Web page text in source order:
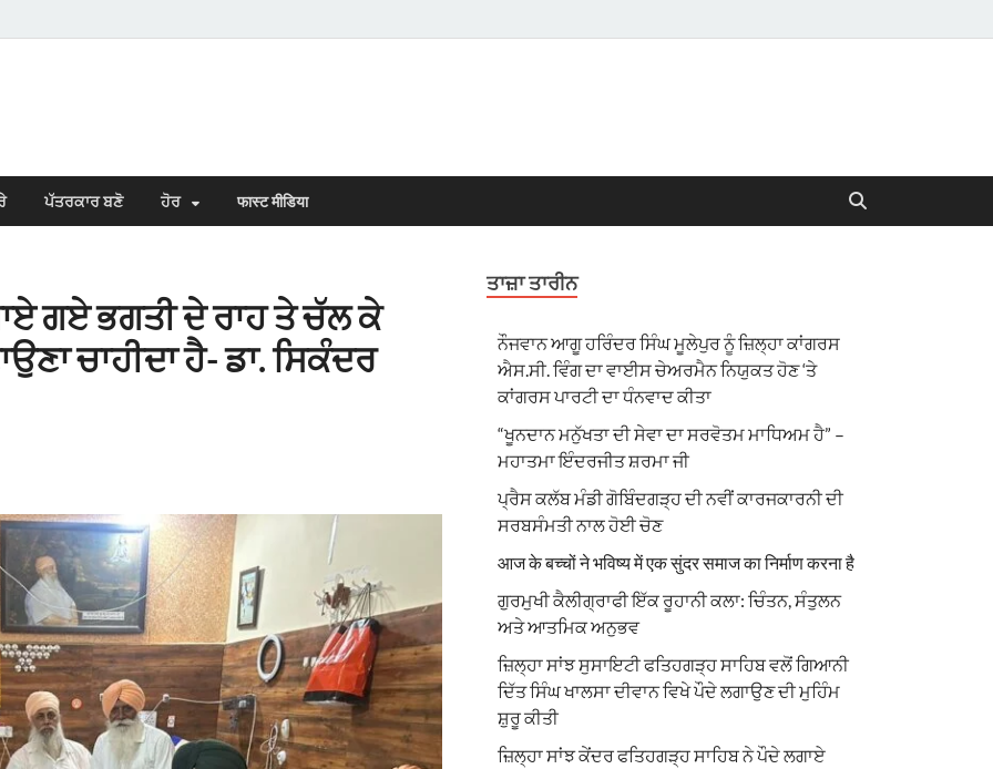
ਪੱਤਰਕਾਰ ਬਣੋ ਹੋਰ फास्ट मीडिया
ਗਏ ਭਗਤੀ ਦੇ ਰਾਹ ਤੇ ਚੱਲ ਕੇ
ਚਾਹੀਦਾ ਹੈ- ਡਾ. ਸਿਕੰਦਰ
ਤਾਜ਼ਾ ਤਾਰੀਨ
ਨੌਜਵਾਨ ਆਗੂ ਹਰਿੰਦਰ ਸਿੰਘ ਮੂਲੇਪੁਰ ਨੂੰ ਜ਼ਿਲ੍ਹਾ ਕਾਂਗਰਸ
ਐਸ.ਸੀ. ਵਿੰਗ ਦਾ ਵਾਈਸ ਚੇਅਰਮੈਨ ਨਿਯੁਕਤ ਹੋਣ ‘ਤੇ
ਕਾਂਗਰਸ ਪਾਰਟੀ ਦਾ ਧੰਨਵਾਦ ਕੀਤਾ
“ਖੂਨਦਾਨ ਮਨੁੱਖਤਾ ਦੀ ਸੇਵਾ ਦਾ ਸਰਵੋਤਮ ਮਾਧਿਅਮ ਹੈ” –
ਮਹਾਤਮਾ ਇੰਦਰਜੀਤ ਸ਼ਰਮਾ ਜੀ
ਪ੍ਰੈਸ ਕਲੱਬ ਮੰਡੀ ਗੋਬਿੰਦਗੜ੍ਹ ਦੀ ਨਵੀਂ ਕਾਰਜਕਾਰਨੀ ਦੀ
ਸਰਬਸੰਮਤੀ ਨਾਲ ਹੋਈ ਚੋਣ
आज के बच्चों ने भविष्य में एक सुंदर समाज का निर्माण करना है
ਗੁਰਮੁਖੀ ਕੈਲੀਗ੍ਰਾਫੀ ਇੱਕ ਰੂਹਾਨੀ ਕਲਾ: ਚਿੰਤਨ, ਸੰਤੁਲਨ
ਅਤੇ ਆਤਮਿਕ ਅਨੁਭਵ
ਜ਼ਿਲ੍ਹਾ ਸਾਂਝ ਸੁਸਾਇਟੀ ਫਤਿਹਗੜ੍ਹ ਸਾਹਿਬ ਵਲੋਂ ਗਿਆਨੀ
ਦਿੱਤ ਸਿੰਘ ਖਾਲਸਾ ਦੀਵਾਨ ਵਿਖੇ ਪੌਦੇ ਲਗਾਉਣ ਦੀ ਮੁਹਿੰਮ
ਸ਼ੁਰੂ ਕੀਤੀ
ਜ਼ਿਲ੍ਹਾ ਸਾਂਝ ਕੇਂਦਰ ਫਤਿਹਗੜ੍ਹ ਸਾਹਿਬ ਨੇ ਪੌਦੇ ਲਗਾਏ